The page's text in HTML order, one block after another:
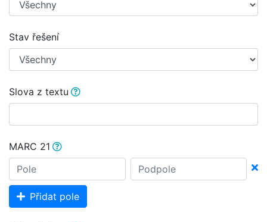
Stav řešení
Slova z textu
MARC 21
Přidat pole